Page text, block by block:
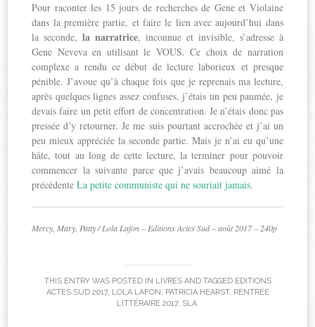
Pour raconter les 15 jours de recherches de Gene et Violaine
dans la première partie, et faire le lien avec aujourd’hui dans
la seconde,la narratrice, inconnue et invisible, s’adresse à
Gene Neveva en utilisant le VOUS. Ce choix de narration
complexe a rendu ce début de lecture laborieux et presque
pénible. J’avoue qu’à chaque fois que je reprenais ma lecture,
après quelques lignes assez confuses, j’étais un peu paumée, je
devais faire un petit effort de concentration. Je n’étais donc pas
pressée d’y retourner. Je me suis pourtant accrochée et j’ai un
peu mieux appréciée la seconde partie. Mais je n’ai eu qu’une
hâte, tout au long de cette lecture, la terminer pour pouvoir
commencer la suivante parce que j’avais beaucoup aimé la
précédenteLa petite communiste qui ne souriait jamais.
Mercy, Mary, Patty / Lola Lafon – Editions Actes Sud – août 2017 – 240p
THIS ENTRY WAS POSTED IN LIVRESAND TAGGED EDITIONS
ACTES SUD 2017, LOLA LAFON , PATRICIA HEARST, RENTRÉE
LITTÉRAIRE 2017, SLA.